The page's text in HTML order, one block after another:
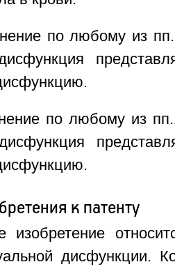
по любому из
по любому из
к патенту
изобретение
дисфункции.